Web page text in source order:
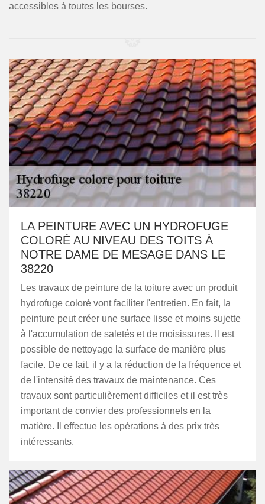
accessibles à toutes les bourses.
LA PEINTURE AVEC UN HYDROFUGE
COLORÉ AU NIVEAU DES TOITS À
NOTRE DAME DE MESAGE DANS LE
38220
Les travaux de peinture de la toiture avec un produit
hydrofuge coloré vont faciliter l'entretien. En fait, la
peinture peut créer une surface lisse et moins sujette
à l'accumulation de saletés et de moisissures. Il est
possible de nettoyage la surface de manière plus
facile. De ce fait, il y a la réduction de la fréquence et
de l'intensité des travaux de maintenance. Ces
travaux sont particulièrement difficiles et il est très
important de convier des professionnels en la
matière. Il effectue les opérations à des prix très
intéressants.